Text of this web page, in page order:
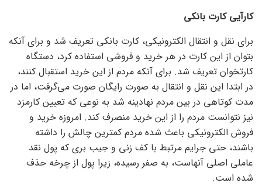
کارآیی کارت بانکی
برای نقل و انتقال الکترونیکی، کارت بانکی تعریف شد و برای آنکه
بتوان از این کارت در هر خرید و فروشی استفاده کرد، دستگاه
کارتخوان تعریف شد. برای آنکه مردم از این خرید استقبال کنند،
در ابتدا این نقل و انتقال به صورت رایگان صورت می‌گرفت، اما در
مدت کوتاهی در بین مردم نهادینه شد به نوعی که تعیین کارمزد
نیز نتوانست مردم را از این خرید منصرف کند. امروزه خرید و
فروش الکترونیکی باعث شده مردم کمترین چالش را داشته
باشند، حتی جرایم مرتبط با کف زنی و جیب بری که پول نقد
عاملی اصلی آنهاست، به صفر رسیده، زیرا پول از چرخه حذف
شده است.